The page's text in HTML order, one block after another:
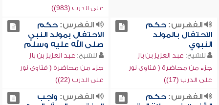
على الدرب (983))
الفهرس:حكم
الاحتفال بالمولد
النبوي
للشيخ: عبد العزيز بن باز
جزء من محاضرة ( فتاوى نور
على الدرب (17))
الفهرس:حكم
الاحتفال بمولد النبي
صلى الله عليه وسلم
للشيخ: عبد العزيز بن باز
جزء من محاضرة ( فتاوى نور
على الدرب (22))
الفهرس:حكم
الفهرس: واجب